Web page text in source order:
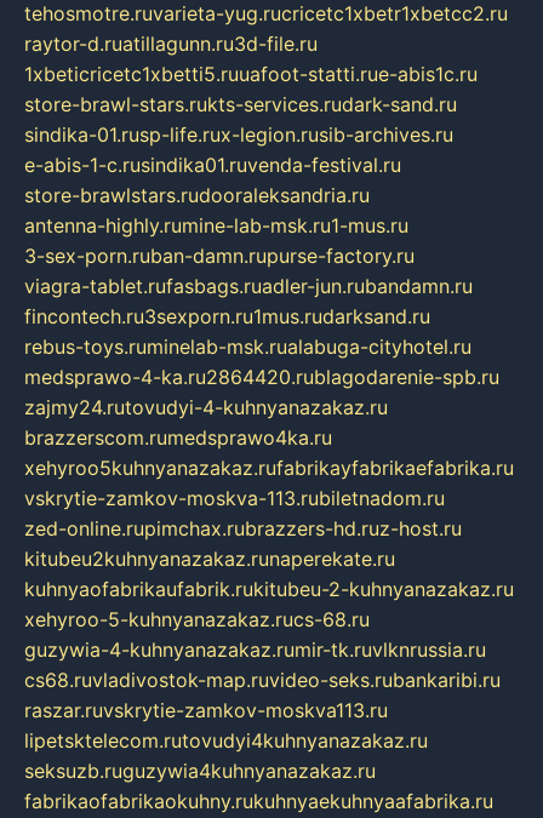
tehosmotre.ruvarieta-yug.rucricetc1xbetr1xbetcc2.ru
raytor-d.ruatillagunn.ru3d-file.ru
1xbeticricetc1xbetti5.ruuafoot-statti.rue-abis1c.ru
store-brawl-stars.rukts-services.rudark-sand.ru
sindika-01.rusp-life.rux-legion.rusib-archives.ru
e-abis-1-c.rusindika01.ruvenda-festival.ru
store-brawlstars.rudooraleksandria.ru
antenna-highly.rumine-lab-msk.ru1-mus.ru
3-sex-porn.ruban-damn.rupurse-factory.ru
viagra-tablet.rufasbags.ruadler-jun.rubandamn.ru
fincontech.ru3sexporn.ru1mus.rudarksand.ru
rebus-toys.ruminelab-msk.rualabuga-cityhotel.ru
medsprawo-4-ka.ru2864420.rublagodarenie-spb.ru
zajmy24.rutovudyi-4-kuhnyanazakaz.ru
brazzerscom.rumedsprawo4ka.ru
xehyroo5kuhnyanazakaz.rufabrikayfabrikaefabrika.ru
vskrytie-zamkov-moskva-113.rubiletnadom.ru
zed-online.rupimchax.rubrazzers-hd.ruz-host.ru
kitubeu2kuhnyanazakaz.runaperekate.ru
kuhnyaofabrikaufabrik.rukitubeu-2-kuhnyanazakaz.ru
xehyroo-5-kuhnyanazakaz.rucs-68.ru
guzywia-4-kuhnyanazakaz.rumir-tk.ruvlknrussia.ru
cs68.ruvladivostok-map.ruvideo-seks.rubankaribi.ru
raszar.ruvskrytie-zamkov-moskva113.ru
lipetsktelecom.rutovudyi4kuhnyanazakaz.ru
seksuzb.ruguzywia4kuhnyanazakaz.ru
fabrikaofabrikaokuhny.rukuhnyaekuhnyaafabrika.ru